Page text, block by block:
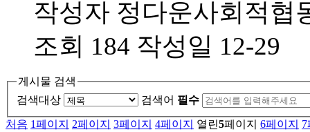
작성자 정다운사회적협
조회 184 작성일 12-29
게시물 검색
검색대상
검색어 필수
처음 1페이지 2페이지 3페이지 4페이지 열린5페이지 6페이지 7